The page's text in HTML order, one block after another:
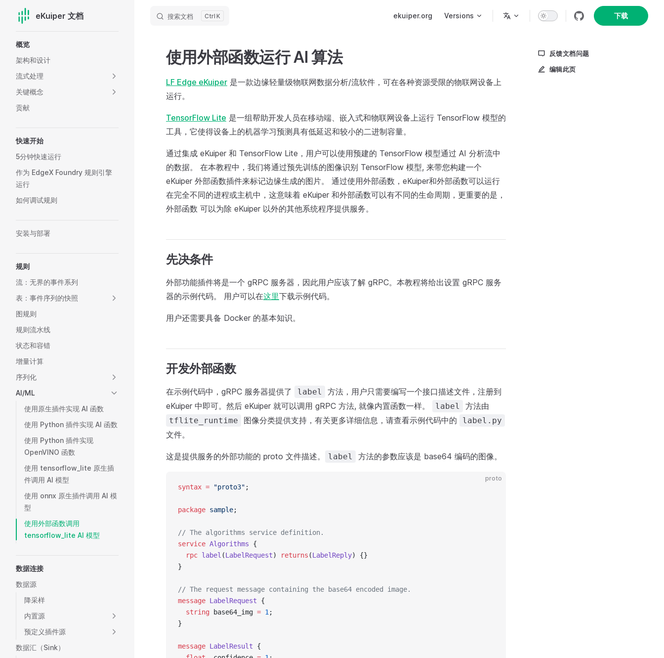
Skip to content
eKuiper 文档 搜索文档 K ekuiper.org Versions 下载
概览
架构和设计
流式处理
关键概念
贡献
快速开始
5分钟快速运行
作为 EdgeX Foundry 规则引擎
运行
如何调试规则
安装与部署
规则
流：无界的事件系列
表：事件序列的快照
图规则
规则流水线
状态和容错
增量计算
序列化
AI/ML
使用原生插件实现 AI 函数
使用 Python 插件实现 AI 函数
使用 Python 插件实现
OpenVINO 函数
使用 tensorflow_lite 原生插
件调用 AI 模型
使用 onnx 原生插件调用 AI 模
型
使用外部函数调用
tensorflow_lite AI 模型
数据连接
数据源
降采样
内置源
预定义插件源
数据汇（Sink）
反馈文档问题
编辑此页
使用外部函数运行 AI 算法
LF Edge eKuiper 是一款边缘轻量级物联网数据分析/流软件，可在各种资源受限的物联网设备上
运行。
TensorFlow Lite 是一组帮助开发人员在移动端、嵌入式和物联网设备上运行 TensorFlow 模型的
工具，它使得设备上的机器学习预测具有低延迟和较小的二进制容量。
通过集成 eKuiper 和 TensorFlow Lite，用户可以使用预建的 TensorFlow 模型通过 AI 分析流中
的数据。 在本教程中，我们将通过预先训练的图像识别 TensorFlow 模型, 来带您构建一个
eKuiper 外部函数插件来标记边缘生成的图片。 通过使用外部函数，eKuiper和外部函数可以运行
在完全不同的进程或主机中，这意味着 eKuiper 和外部函数可以有不同的生命周期，更重要的是，
外部函数 可以为除 eKuiper 以外的其他系统程序提供服务。
先决条件
外部功能插件将是一个 gRPC 服务器，因此用户应该了解 gRPC。本教程将给出设置 gRPC 服务
器的示例代码。 用户可以在这里下载示例代码。
用户还需要具备 Docker 的基本知识。
开发外部函数
在示例代码中，gRPC 服务器提供了 label
方法，用户只需要编写一个接口描述文件，注册到
eKuiper 中即可。然后 eKuiper 就可以调用 gRPC 方法, 就像内置函数一样。
label 方法由
tflite_runtime 图像分类提供支持，有关更多详细信息，请查看示例代码中的 label.py
文件。
这是提供服务的外部功能的 proto 文件描述。 label 方法的参数应该是 base64 编码的图像。
proto
syntax = "proto3" ;
package sample;
// The algorithms service definition.
service Algorithms {
  rpc
label (LabelRequest) returns (LabelReply) {}
}
// The request message containing the base64 encoded image.
message LabelRequest {
  string
base64_img = 1 ;
}
message LabelResult {